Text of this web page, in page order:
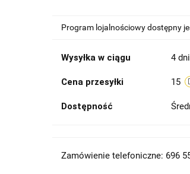
Program lojalnościowy dostępny
Wysyłka w ciągu 4 dni
Cena przesyłki 15
Dostępność
Zamówienie telefoniczne: 696